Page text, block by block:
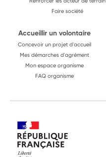
Faire société
Accueillir un volontaire
Concevoir un projet d'accueil
Mes démarches d'agrément
Mon espace organisme
FAQ organisme